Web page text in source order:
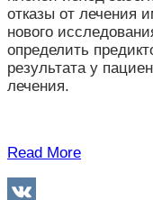
отказы от лечения
нового
определить
результата у
лечения.
Read More